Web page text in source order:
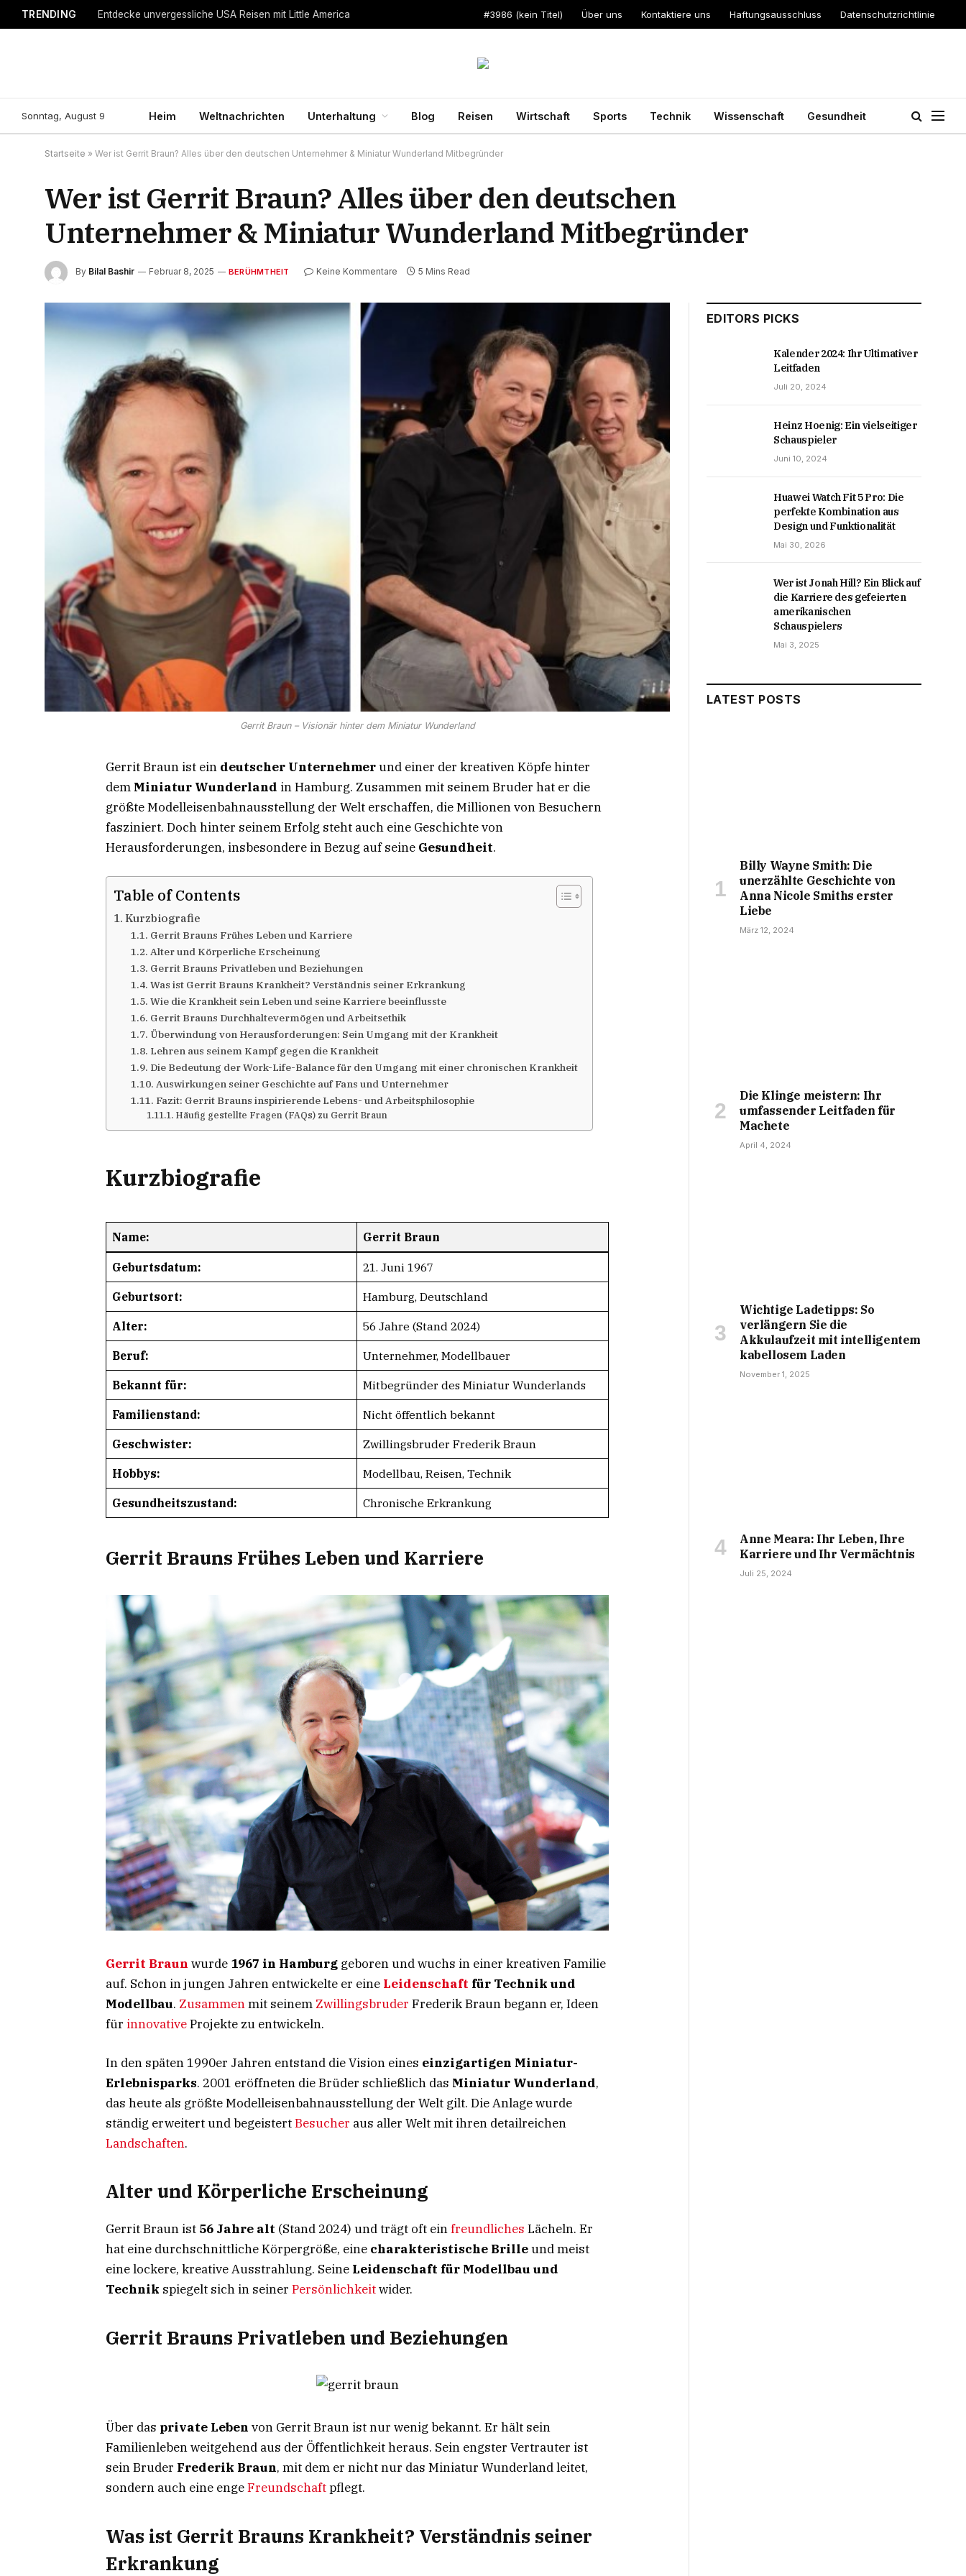
TRENDING Entdecke unvergessliche USA Reisen mit Little America #3986 (kein Titel) Über uns Kontaktiere uns Haftungsausschluss Datenschutzrichtlinie
Sonntag, August 9 Heim Weltnachrichten Unterhaltung Blog Reisen Wirtschaft Sports Technik Wissenschaft Gesundheit
Startseite » Wer ist Gerrit Braun? Alles über den deutschen Unternehmer & Miniatur Wunderland Mitbegründer
Wer ist Gerrit Braun? Alles über den deutschen
Unternehmer & Miniatur Wunderland Mitbegründer
By Bilal Bashir Februar 8, 2025 BERÜHMTHEIT Keine Kommentare 5 Mins Read
Gerrit Braun – Visionär hinter dem Miniatur Wunderland
Gerrit Braun ist ein deutscher Unternehmerund einer der kreativen Köpfe hinter
dem Miniatur Wunderland in Hamburg. Zusammen mit seinem Bruder hat er die
größte Modelleisenbahnausstellung der Welt erschaffen, die Millionen von Besuchern
fasziniert. Doch hinter seinem Erfolg steht auch eine Geschichte von
Herausforderungen, insbesondere in Bezug auf seine Gesundheit.
Table of Contents
Kurzbiografie
Gerrit Brauns Frühes Leben und Karriere
Alter und Körperliche Erscheinung
Gerrit Brauns Privatleben und Beziehungen
Was ist Gerrit Brauns Krankheit? Verständnis seiner Erkrankung
Wie die Krankheit sein Leben und seine Karriere beeinflusste
Gerrit Brauns Durchhaltevermögen und Arbeitsethik
Überwindung von Herausforderungen: Sein Umgang mit der Krankheit
Lehren aus seinem Kampf gegen die Krankheit
Die Bedeutung der Work-Life-Balance für den Umgang mit einer chronischen Krankheit
Auswirkungen seiner Geschichte auf Fans und Unternehmer
Fazit: Gerrit Brauns inspirierende Lebens- und Arbeitsphilosophie
Häufig gestellte Fragen (FAQs) zu Gerrit Braun
Kurzbiografie
Name: Gerrit Braun
Geburtsdatum: 21. Juni 1967
Geburtsort: Hamburg, Deutschland
Alter: 56 Jahre (Stand 2024)
Beruf: Unternehmer, Modellbauer
Bekannt für: Mitbegründer des Miniatur Wunderlands
Familienstand: Nicht öffentlich bekannt
Geschwister: Zwillingsbruder Frederik Braun
Hobbys: Modellbau, Reisen, Technik
Gesundheitszustand: Chronische Erkrankung
Gerrit Brauns Frühes Leben und Karriere
Gerrit Braun wurde 1967 in Hamburg geboren und wuchs in einer kreativen Familie
auf. Schon in jungen Jahren entwickelte er eine Leidenschaft für Technik und
Modellbau. Zusammenmit seinem Zwillingsbruder Frederik Braun begann er, Ideen
für innovativeProjekte zu entwickeln.
In den späten 1990er Jahren entstand die Vision eines einzigartigen Miniatur-
Erlebnisparks. 2001 eröffneten die Brüder schließlich das Miniatur Wunderland,
das heute als größte Modelleisenbahnausstellung der Welt gilt. Die Anlage wurde
ständig erweitert und begeistertBesucher aus aller Welt mit ihren detailreichen
Landschaften.
Alter und Körperliche Erscheinung
Gerrit Braun ist 56 Jahre alt (Stand 2024) und trägt oft einfreundliches Lächeln. Er
hat eine durchschnittliche Körpergröße, eine charakteristische Brilleund meist
eine lockere, kreative Ausstrahlung. Seine Leidenschaft für Modellbau und
Technik spiegelt sich in seiner Persönlichkeitwider.
Gerrit Brauns Privatleben und Beziehungen
Über das private Leben von Gerrit Braun ist nur wenig bekannt. Er hält sein
Familienleben weitgehend aus der Öffentlichkeit heraus. Sein engster Vertrauter ist
sein Bruder Frederik Braun, mit dem er nicht nur das Miniatur Wunderland leitet,
sondern auch eine engeFreundschaftpflegt.
Was ist Gerrit Brauns Krankheit? Verständnis seiner
Erkrankung
EDITORS PICKS
Kalender 2024: Ihr Ultimativer
Leitfaden
Juli 20, 2024
Heinz Hoenig: Ein vielseitiger
Schauspieler
Juni 10, 2024
Huawei Watch Fit 5 Pro: Die
perfekte Kombination aus
Design und Funktionalität
Mai 30, 2026
Wer ist Jonah Hill? Ein Blick auf
die Karriere des gefeierten
amerikanischen
Schauspielers
Mai 3, 2025
LATEST POSTS
Billy Wayne Smith: Die
unerzählte Geschichte von
Anna Nicole Smiths erster
Liebe
März 12, 2024
Die Klinge meistern: Ihr
umfassender Leitfaden für
Machete
April 4, 2024
Wichtige Ladetipps: So
verlängern Sie die
Akkulaufzeit mit intelligentem
kabellosem Laden
November 1, 2025
Anne Meara: Ihr Leben, Ihre
Karriere und Ihr Vermächtnis
Juli 25, 2024